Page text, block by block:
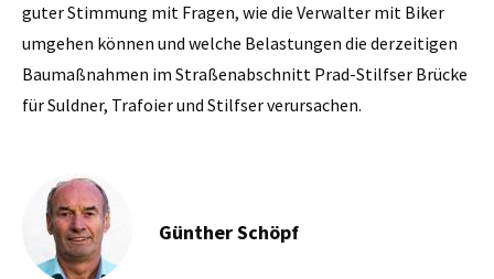
guter Stimmung mit Fragen, wie die Verwalter mit Biker
umgehen können und welche Belastungen die derzeitigen
Baumaßnahmen im Straßenabschnitt Prad-Stilfser Brücke
für Suldner, Trafoier und Stilfser verursachen.
Günther Schöpf